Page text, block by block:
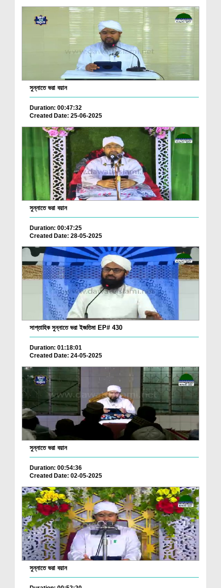
সুন্নাতে ভরা বয়ান
Duration: 00:47:32
Created Date: 25-06-2025
সুন্নাতে ভরা বয়ান
Duration: 00:47:25
Created Date: 28-05-2025
সাপ্তাহিক সুন্নাতে ভরা ইজতিমা EP# 430
Duration: 01:18:01
Created Date: 24-05-2025
সুন্নাতে ভরা বয়ান
Duration: 00:54:36
Created Date: 02-05-2025
সুন্নাতে ভরা বয়ান